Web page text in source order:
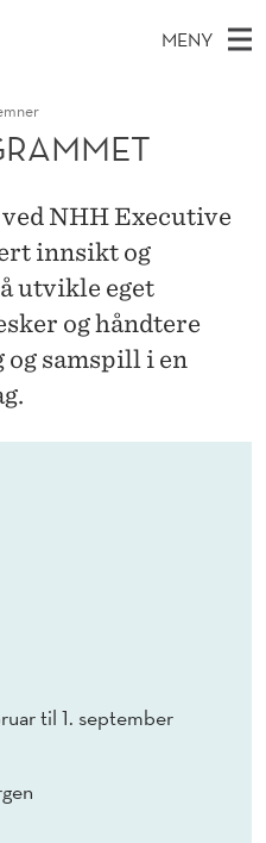
MENY
NHH Executive
innsikt og
utvikle eget
og håndtere
samspill i en
til 1. september